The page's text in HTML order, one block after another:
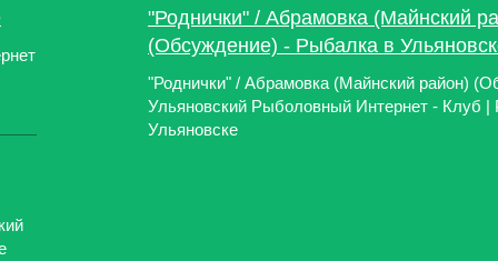
"Роднички" / Абрамовка (Майнский
(Обсуждение) - Рыбалка в
"Роднички" / Абрамовка (Майнский район)
Ульяновский Рыболовный Интернет - Клуб |
Ульяновске